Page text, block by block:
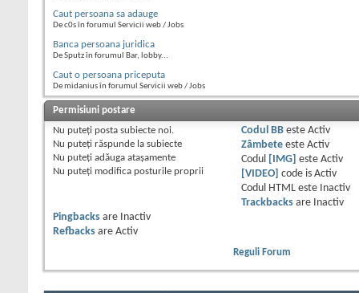
Caut persoana sa adauge
De c0s în forumul Servicii web / Jobs
Banca persoana juridica
De Sputz în forumul Bar, lobby...
Caut o persoana priceputa
De midanius în forumul Servicii web / Jobs
Permisiuni postare
Nu puteţi posta subiecte noi.
Nu puteţi răspunde la subiecte
Nu puteţi adăuga ataşamente
Nu puteţi modifica posturile proprii
Codul BBeste Activ
Zâmbeteeste Activ
Codul
[IMG] este Activ
[VIDEO] code is Activ
Codul HTML este
Inactiv
Trackbacksare
Inactiv
Pingbacks are
Inactiv
Refbacks are Activ
Reguli Forum